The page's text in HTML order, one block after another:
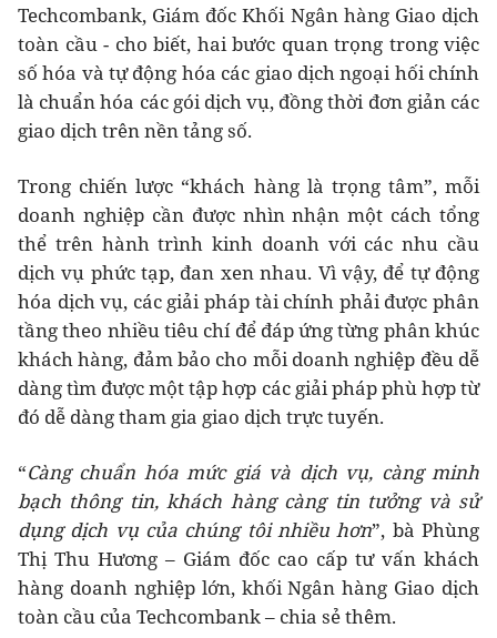
Techcombank, Giám đốc Khối Ngân hàng Giao dịch
toàn cầu - cho biết, hai bước quan trọng trong việc
số hóa và tự động hóa các giao dịch ngoại hối chính
là chuẩn hóa các gói dịch vụ, đồng thời đơn giản các
giao dịch trên nền tảng số.
Trong chiến lược “khách hàng là trọng tâm”, mỗi
doanh nghiệp cần được nhìn nhận một cách tổng
thể trên hành trình kinh doanh với các nhu cầu
dịch vụ phức tạp, đan xen nhau. Vì vậy, để tự động
hóa dịch vụ, các giải pháp tài chính phải được phân
tầng theo nhiều tiêu chí để đáp ứng từng phân khúc
khách hàng, đảm bảo cho mỗi doanh nghiệp đều dễ
dàng tìm được một tập hợp các giải pháp phù hợp từ
đó dễ dàng tham gia giao dịch trực tuyến.
“Càng chuẩn hóa mức giá và dịch vụ, càng minh
bạch thông tin, khách hàng càng tin tưởng và sử
dụng dịch vụ của chúng tôi nhiều hơn”, bà Phùng
Thị Thu Hương – Giám đốc cao cấp tư vấn khách
hàng doanh nghiệp lớn, khối Ngân hàng Giao dịch
toàn cầu của Techcombank – chia sẻ thêm.